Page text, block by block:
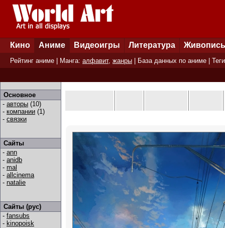
Кино Аниме Видеоигры Литература Живопись
Рейтинг аниме | Манга: алфавит, жанры База данных по аниме Теги
Основное
- авторы (10)
- компании (1)
- связки
Сайты
- ann
- anidb
- mal
- allcinema
- natalie
Сайты (рус)
- fansubs
- kinopoisk